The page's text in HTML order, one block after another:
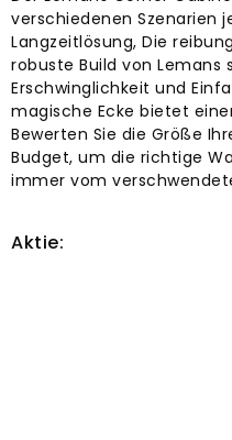
verschiedenen Szenarien
Langzeitlösung, Die
robuste Build von Lemans
Erschwinglichkeit und
magische Ecke bietet
Bewerten Sie die Größe
Budget, um die richtige
immer vom
Aktie: